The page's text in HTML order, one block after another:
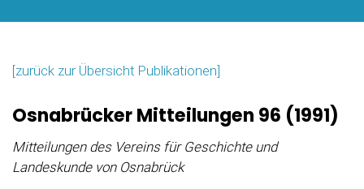
[zurück zur Übersicht Publikationen]
Osnabrücker Mitteilungen 96 (1991)
Mitteilungen des Vereins für Geschichte und
Landeskunde von Osnabrück